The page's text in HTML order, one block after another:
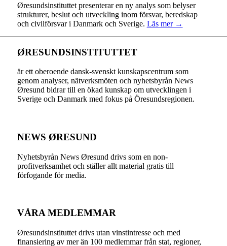
Øresundsinstituttet presenterar en ny analys som belyser
strukturer, beslut och utveckling inom försvar, beredskap
och civilförsvar i Danmark och Sverige. Läs mer →
ØRESUNDSINSTITUTTET
är ett oberoende dansk-svenskt kunskapscentrum som
genom analyser, nätverksmöten och nyhetsbyrån News
Øresund bidrar till en ökad kunskap om utvecklingen i
Sverige och Danmark med fokus på Öresundsregionen.
NEWS ØRESUND
Nyhetsbyrån News Øresund drivs som en non-
profitverksamhet och ställer allt material gratis till
förfogande för media.
VÅRA MEDLEMMAR
Øresundsinstituttet drivs utan vinst­intresse och med
finansiering av mer än 100 medlemmar från stat, regioner,